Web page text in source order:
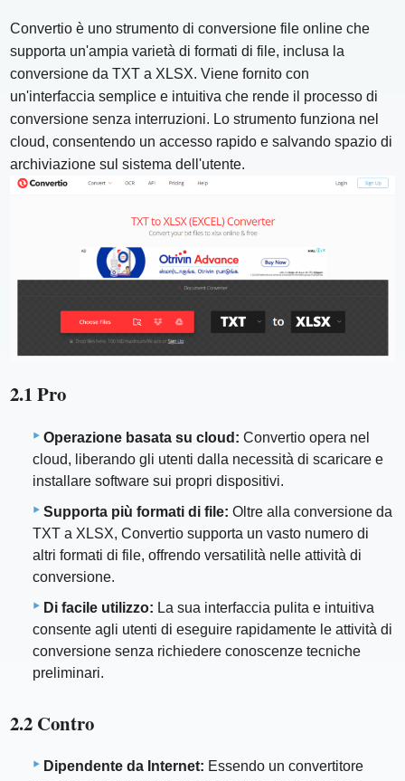
Convertio è uno strumento di conversione file online che
supporta un'ampia varietà di formati di file, inclusa la
conversione da TXT a XLSX. Viene fornito con
un'interfaccia semplice e intuitiva che rende il processo di
conversione senza interruzioni. Lo strumento funziona nel
cloud, consentendo un accesso rapido e salvando spazio di
archiviazione sul sistema dell'utente.
2.1 Pro
Operazione basata su cloud: Convertio opera nel
cloud, liberando gli utenti dalla necessità di scaricare e
installare software sui propri dispositivi.
Supporta più formati di file: Oltre alla conversione da
TXT a XLSX, Convertio supporta un vasto numero di
altri formati di file, offrendo versatilità nelle attività di
conversione.
Di facile utilizzo: La sua interfaccia pulita e intuitiva
consente agli utenti di eseguire rapidamente le attività di
conversione senza richiedere conoscenze tecniche
preliminari.
2.2 Contro
Dipendente da Internet: Essendo un convertitore